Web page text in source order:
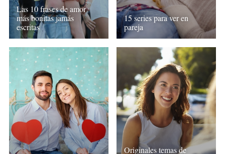
Las 10 frases de amor
más bonitas jamás
escritas
15 series para ver en
pareja
Originales temas de